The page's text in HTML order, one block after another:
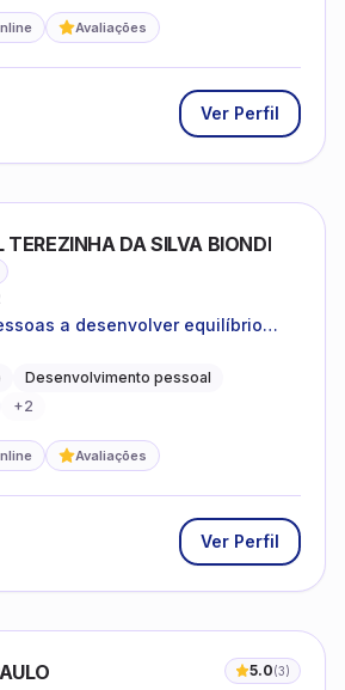
Avaliações
Ver Perfil
TEREZINHA DA SILVA BIONDI
a desenvolver equilíbrio
Desenvolvimento pessoal
+2
Avaliações
Ver Perfil
5.0(3)